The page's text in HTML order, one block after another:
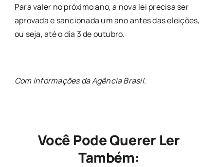
Para valer no próximo ano, a nova lei precisa ser
aprovada e sancionada um ano antes das eleições,
ou seja, até o dia 3 de outubro.
Com informações da Agência Brasil.
Você Pode Querer Ler
Também: